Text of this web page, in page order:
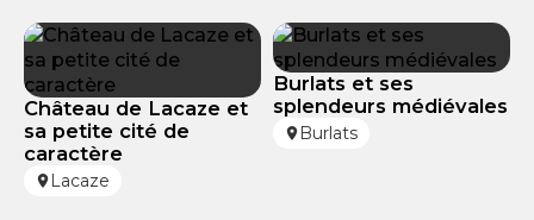
Château de Lacaze et
sa petite cité de
caractère
Lacaze
Burlats et ses
splendeurs médiévales
Burlats